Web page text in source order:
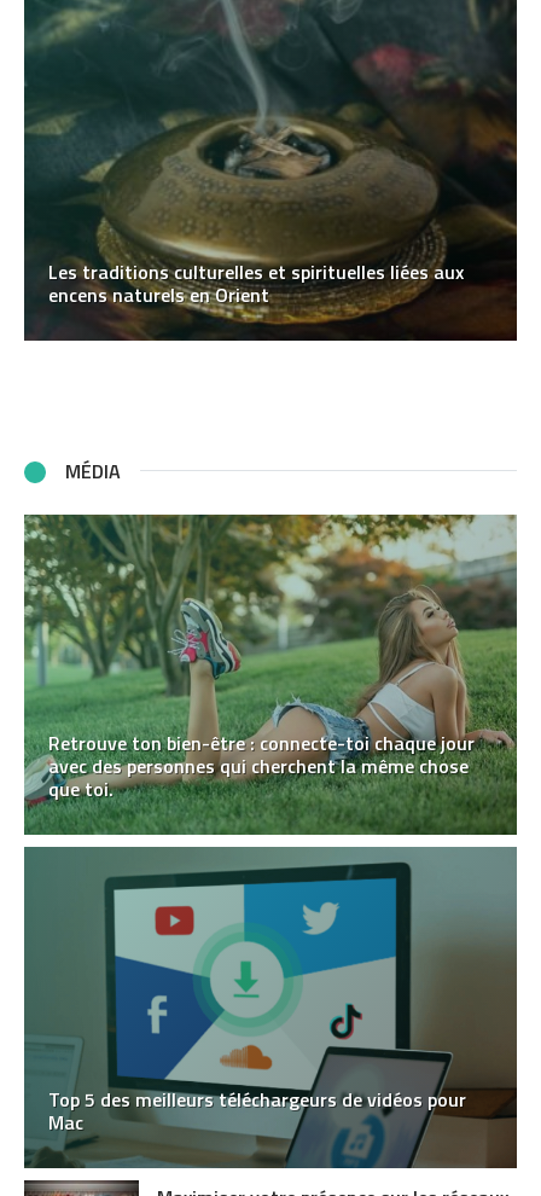
Les traditions culturelles et spirituelles liées aux
encens naturels en Orient
MÉDIA
Retrouve ton bien-être : connecte-toi chaque jour
avec des personnes qui cherchent la même chose
que toi.
Top 5 des meilleurs téléchargeurs de vidéos pour
Mac